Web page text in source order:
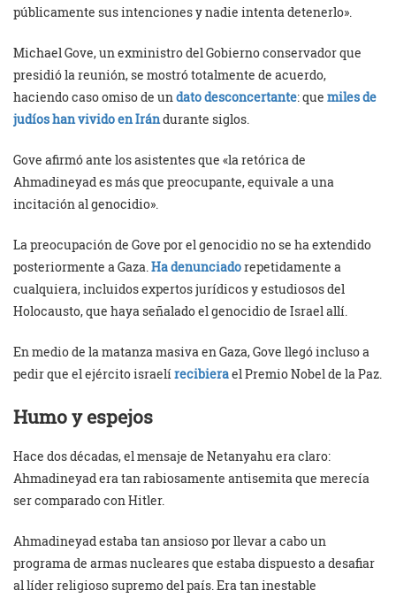
públicamente sus intenciones y nadie intenta detenerlo».
Michael Gove, un exministro del Gobierno conservador que
presidió la reunión, se mostró totalmente de acuerdo,
haciendo caso omiso de undato desconcertante: que miles de
judíos han vivido en Irándurante siglos.
Gove afirmó ante los asistentes que «la retórica de
Ahmadineyad es más que preocupante, equivale a una
incitación al genocidio».
La preocupación de Gove por el genocidio no se ha extendido
posteriormente a Gaza.Ha denunciadorepetidamente a
cualquiera, incluidos expertos jurídicos y estudiosos del
Holocausto, que haya señalado el genocidio de Israel allí.
En medio de la matanza masiva en Gaza, Gove llegó incluso a
pedir que el ejército israelírecibierael Premio Nobel de la Paz.
Humo y espejos
Hace dos décadas, el mensaje de Netanyahu era claro:
Ahmadineyad era tan rabiosamente antisemita que merecía
ser comparado con Hitler.
Ahmadineyad estaba tan ansioso por llevar a cabo un
programa de armas nucleares que estaba dispuesto a desafiar
al líder religioso supremo del país. Era tan inestable